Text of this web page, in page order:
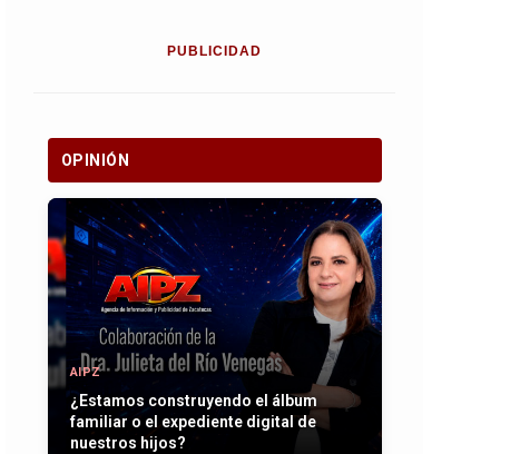
PUBLICIDAD
OPINIÓN
AIPZ
¿Estamos construyendo el álbum
familiar o el expediente digital de
nuestros hijos?